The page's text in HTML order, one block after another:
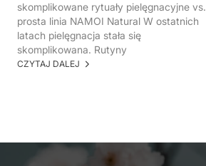
skomplikowane rytuały pielęgnacyjne vs.
prosta linia NAMOI Natural W ostatnich
latach pielęgnacja stała się
skomplikowana. Rutyny
CZYTAJ DALEJ